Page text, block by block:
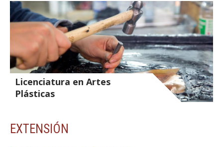
Licenciatura en Artes
Plásticas
EXTENSIÓN